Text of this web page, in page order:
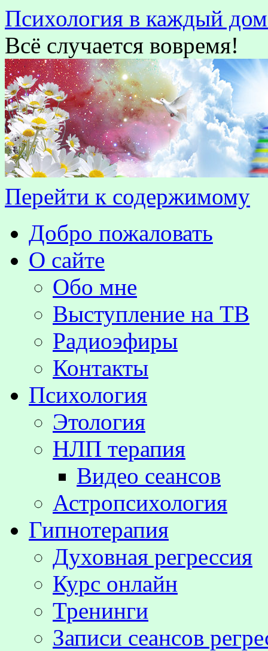
Психология в каждый
Всё случается вовремя!
Перейти к содержимому
Добро пожаловать
О сайте
Обо мне
Выступление на TВ
Радиоэфиры
Контакты
Психология
Этология
НЛП терапия
Видео сеансов
Астропсихология
Гипнотерапия
Духовная регрессия
Курс онлайн
Тренинги
Записи сеансов